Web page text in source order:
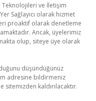
Teknolojileri ve İletişim
Sağlayıcı olarak hizmet
proaktif olarak denetleme
Ancak, üyelerimiz
olup, siteye üye olarak
düşündüğünüz
adresine bildirmeniz
kaldırılacaktır.